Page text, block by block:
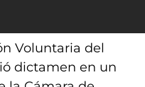
Voluntaria del
dictamen en un